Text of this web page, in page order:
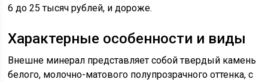
6 до 25 тысяч рублей, и дороже.
Характерные особенности и виды
Внешне минерал представляет собой твердый камень
белого, молочно-матового полупрозрачного оттенка, с